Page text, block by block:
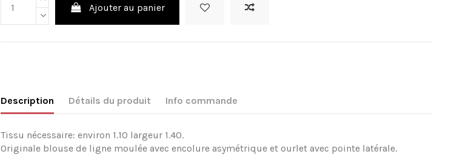
Ajouter au panier
Description Détails du produit Info commande
Tissu nécessaire: environ 1.10 largeur 1.40.
Originale blouse de ligne moulée avec encolure asymétrique et ourlet avec pointe latérale.